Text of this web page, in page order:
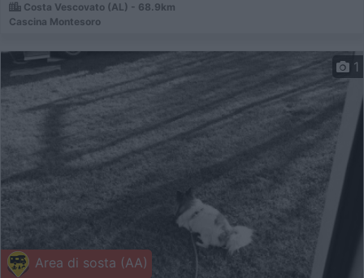
Costa Vescovato (AL) - 68.9km
Cascina Montesoro
Area di sosta (AA)
1